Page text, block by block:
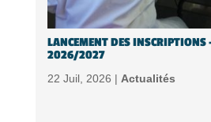
LANCEMENT DES INSCRIPTIONS
2026/2027
22 Juil, 2026 | Actualités